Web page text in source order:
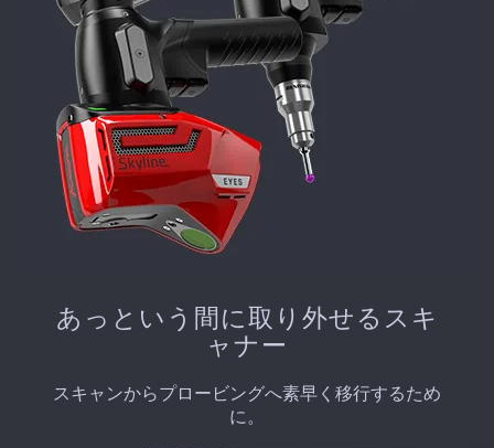
あっという間に取り外せるスキ
ャナー
スキャンからプロービングへ素早く移行するため
に。